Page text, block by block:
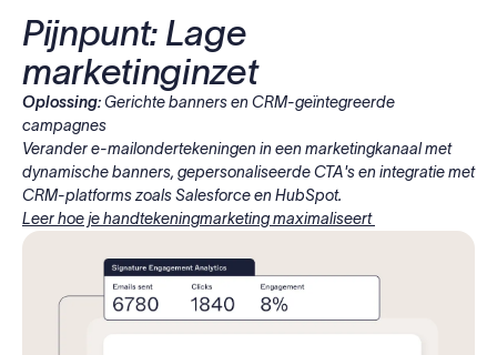
Pijnpunt: Lage
marketinginzet
Oplossing:Gerichte banners en CRM-geïntegreerde
campagnes
Verander e-mailondertekeningen in een marketingkanaal met
dynamische banners, gepersonaliseerde CTA's en integratie met
CRM-platforms zoals Salesforce en HubSpot.
Leer hoe je handtekeningmarketing maximaliseert